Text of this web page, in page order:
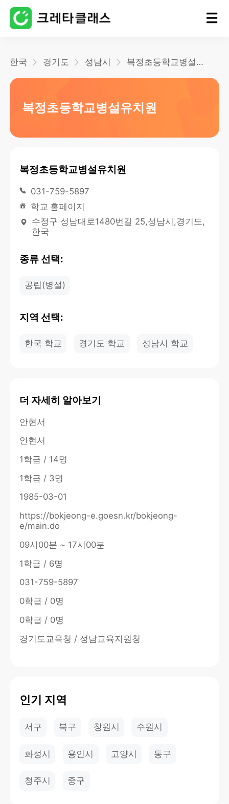
한국 경기도 성남시 복정초등학교병설유치원
복정초등학교병설유치원
복정초등학교병설유치원
031-759-5897
학교 홈페이지
수정구 성남대로1480번길 25,성남시,경기도,
한국
종류 선택:
공립(병설)
지역 선택:
한국 학교 경기도 학교 성남시 학교
더 자세히 알아보기
안현서
안현서
1학급 / 14명
1학급 / 3명
1985-03-01
https://bokjeong-e.goesn.kr/bokjeong-
e/main.do
09시00분 ~ 17시00분
1학급 / 6명
031-759-5897
0학급 / 0명
0학급 / 0명
경기도교육청 / 성남교육지원청
인기 지역
서구 북구 창원시 수원시
화성시 용인시 고양시 동구
청주시 중구